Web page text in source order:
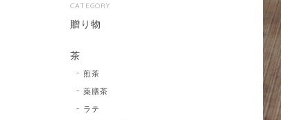
CATEGORY
贈り物
茶
煎茶
薬膳茶
ラテ